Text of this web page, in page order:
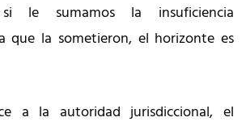
si le sumamos la insuficiencia
que la sometieron, el horizonte es
a la autoridad jurisdiccional, el